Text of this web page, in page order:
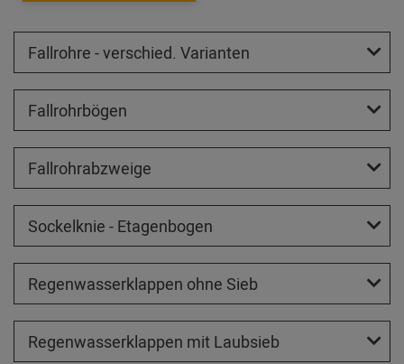
Fallrohre - verschied. Varianten
Fallrohrbögen
Fallrohrabzweige
Sockelknie - Etagenbogen
Regenwasserklappen ohne Sieb
Regenwasserklappen mit Laubsieb